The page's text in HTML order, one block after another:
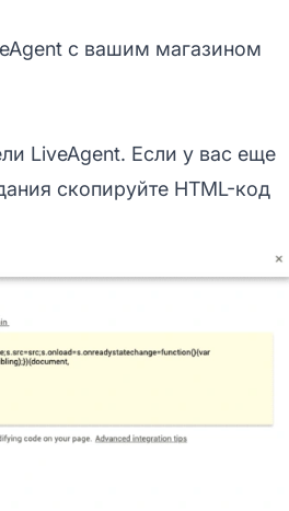
с вашим магазином
LiveAgent. Если у вас еще
скопируйте HTML-код